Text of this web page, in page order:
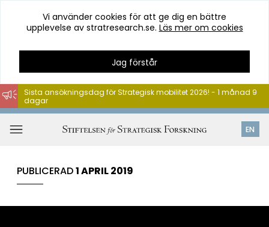
Hoppa
till
innehåll
Vi använder cookies för att ge dig en bättre
upplevelse av stratresearch.se. Läs mer om cookies
Jag förstår
EN
Sista ansökningsdag för Strategisk mobilitet 2026! - 1 månad 9
dagar
PUBLICERAD1 APRIL 2019